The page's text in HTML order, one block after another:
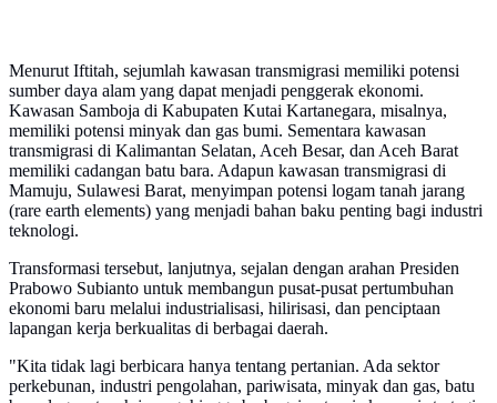
Menurut Iftitah, sejumlah kawasan transmigrasi memiliki potensi
sumber daya alam yang dapat menjadi penggerak ekonomi.
Kawasan Samboja di Kabupaten Kutai Kartanegara, misalnya,
memiliki potensi minyak dan gas bumi. Sementara kawasan
transmigrasi di Kalimantan Selatan, Aceh Besar, dan Aceh Barat
memiliki cadangan batu bara. Adapun kawasan transmigrasi di
Mamuju, Sulawesi Barat, menyimpan potensi logam tanah jarang
(rare earth elements) yang menjadi bahan baku penting bagi industri
teknologi.
Transformasi tersebut, lanjutnya, sejalan dengan arahan Presiden
Prabowo Subianto untuk membangun pusat-pusat pertumbuhan
ekonomi baru melalui industrialisasi, hilirisasi, dan penciptaan
lapangan kerja berkualitas di berbagai daerah.
"Kita tidak lagi berbicara hanya tentang pertanian. Ada sektor
perkebunan, industri pengolahan, pariwisata, minyak dan gas, batu